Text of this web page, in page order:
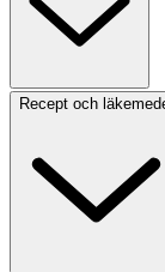
Recept och